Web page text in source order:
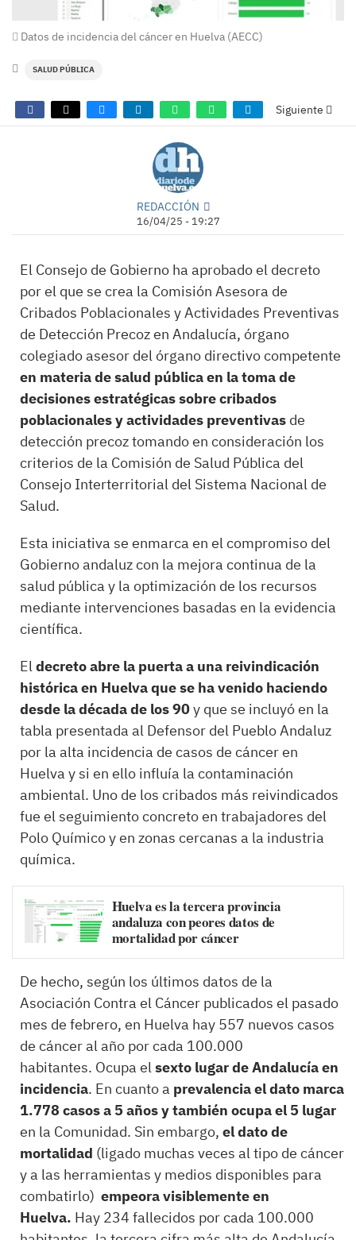
Datos de incidencia del cáncer en Huelva (AECC)
SALUD PÚBLICA
Siguiente
REDACCIÓN
16/04/25 - 19:27
El Consejo de Gobierno ha aprobado el decreto
por el que se crea la Comisión Asesora de
Cribados Poblacionales y Actividades Preventivas
de Detección Precoz en Andalucía, órgano
colegiado asesor del órgano directivo competente
en materia de salud pública en la toma de
decisiones estratégicas sobre cribados
poblacionales y actividades preventivasde
detección precoz tomando en consideración los
criterios de la Comisión de Salud Pública del
Consejo Interterritorial del Sistema Nacional de
Salud.
Esta iniciativa se enmarca en el compromiso del
Gobierno andaluz con la mejora continua de la
salud pública y la optimización de los recursos
mediante intervenciones basadas en la evidencia
científica.
Eldecreto abre la puerta a una reivindicación
histórica en Huelva que se ha venido haciendo
desde la década de los 90y que se incluyó en la
tabla presentada al Defensor del Pueblo Andaluz
por la alta incidencia de casos de cáncer en
Huelva y si en ello influía la contaminación
ambiental. Uno de los cribados más reivindicados
fue el seguimiento concreto en trabajadores del
Polo Químico y en zonas cercanas a la industria
química.
Huelva es la tercera provincia
andaluza con peores datos de
mortalidad por cáncer
De hecho, según los últimos datos de la
Asociación Contra el Cáncer publicados el pasado
mes de febrero, en Huelva hay 557 nuevos casos
de cáncer al año por cada 100.000
habitantes. Ocupa elsexto lugar de Andalucía en
incidencia. En cuanto a prevalencia el dato marca
1.778 casos a 5 años y también ocupa el 5 lugar
en la Comunidad. Sin embargo, el dato de
mortalidad (ligado muchas veces al tipo de cáncer
y a las herramientas y medios disponibles para
combatirlo) empeora visiblemente en
Huelva. Hay 234 fallecidos por cada 100.000